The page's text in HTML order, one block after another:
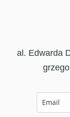
al. Edwarda